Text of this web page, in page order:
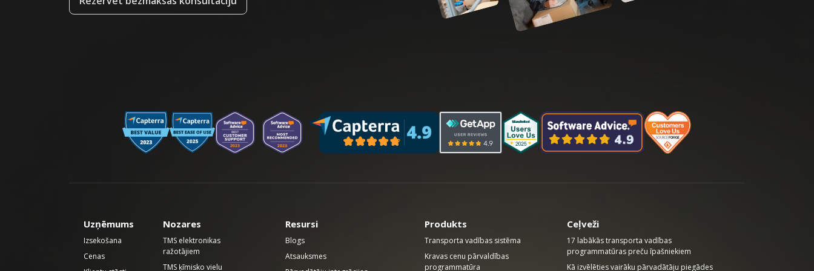
Uzņēmums
Izsekošana
Cenas
Nozares
TMS elektronikas
ražotājiem
TMS ķīmisko vielu
Resursi
Blogs
Atsauksmes
Produkts
Transporta vadības sistēma
Kravas cenu pārvaldības
programmatūra
Ceļveži
17 labākās transporta vadības
programmatūras preču īpašniekiem
Kā izvēlēties vairāku pārvadātāju piegādes